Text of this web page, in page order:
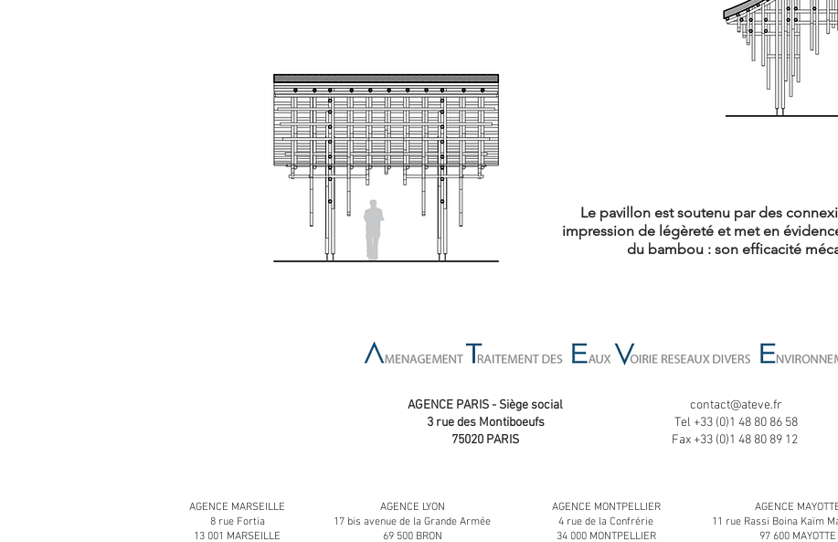
Le pavillon est soutenu par des
impression de légèreté et met en
du bambou : son efficacité
AGENCE PARIS - Siège social
3 rue des Montiboeufs
75020 PARIS
contact@ateve.fr
Tel +33 (0)1 48 80 86 58
Fax +33 (0)1 48 80 89 12
AGENCE MARSEILLE
8 rue Fortia
13 001 MARSEILLE
AGENCE LYON
17 bis avenue de la Grande Armée
69 500 BRON
AGENCE MONTPELLIER
4 rue de la Confrérie
34 000 MONTPELLIER
AGENCE
11 rue Rassi Boina Kaïm
97 600 MAYOTTE